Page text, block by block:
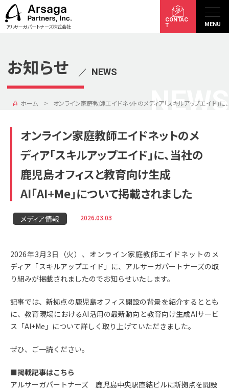
アルサーガパートナーズ株式会社
CONTAC
T
MENU
お知らせ ／ NEWS
NEWS
ホーム オンライン家庭教師エイドネットのメディア「スキルアップエイド」
オンライン家庭教師エイドネットのメ
ディア「スキルアップエイド」に、当社の
鹿児島オフィスと教育向け生成
AI「AI+Me」について掲載されました
メディア情報 2026.03.03
2026年3月3日（火）、オンライン家庭教師エイドネットのメ
ディア「スキルアップエイド」に、アルサーガパートナーズの取
り組みが掲載されましたのでお知らせいたします。
記事では、新拠点の鹿児島オフィス開設の背景を紹介するととも
に、教育現場におけるAI活用の最新動向と教育向け生成AIサービ
ス「AI+Me」について詳しく取り上げていただきました。
ぜひ、ご一読ください。
■掲載記事はこちら
アルサーガパートナーズ 鹿児島中央駅直結ビルに新拠点を開設